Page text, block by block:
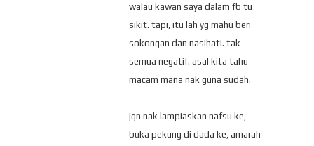
walau kawan saya dalam fb tu
sikit. tapi, itu lah yg mahu beri
sokongan dan nasihati. tak
semua negatif. asal kita tahu
macam mana nak guna sudah.
jgn nak lampiaskan nafsu ke,
buka pekung di dada ke, amarah